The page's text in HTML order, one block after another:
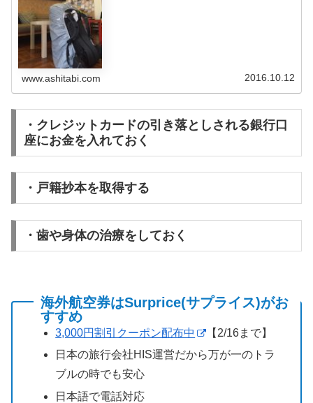
www.ashitabi.com 2016.10.12
・クレジットカードの引き落としされる銀行口
座にお金を入れておく
・戸籍抄本を取得する
・歯や身体の治療をしておく
海外航空券はSurprice(サプライス)がお
すすめ
3,000円割引クーポン配布中
【2/16まで】
日本の旅行会社HIS運営だから万が一のトラ
ブルの時でも安心
日本語で電話対応